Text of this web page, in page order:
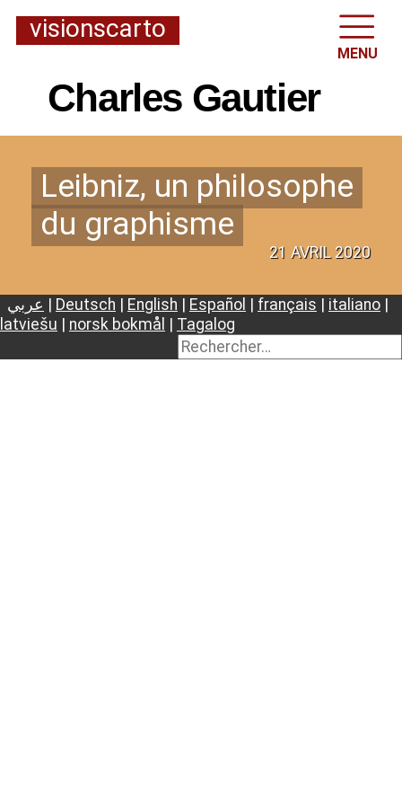
visionscarto
MENU
Charles Gautier
Leibniz, un philosophe
du graphisme
21 AVRIL 2020
عربي | Deutsch | English | Español | français | italiano |
latviešu | norsk bokmål | Tagalog